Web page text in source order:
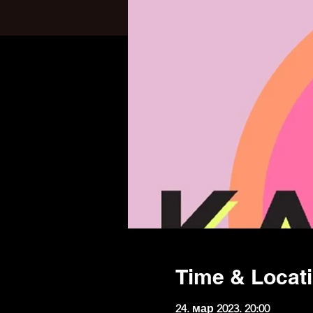
Time &
24. мар 2023. 20:00